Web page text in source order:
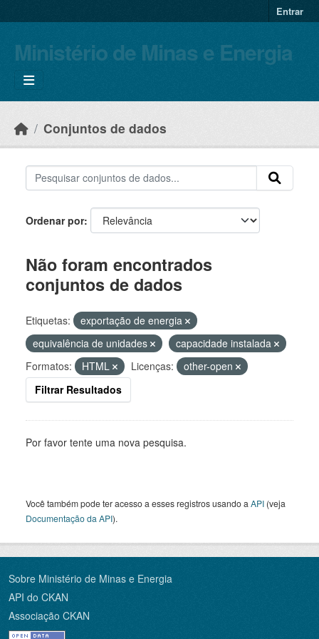
Entrar
Ministério de Minas e Energia
Conjuntos de dados
Ordenar por
Não foram encontrados
conjuntos de dados
Etiquetas:
exportação de energia
equivalência de unidades
capacidade instalada
Formatos:
HTML Licenças:
other-open
Filtrar Resultados
Por favor tente uma nova pesquisa.
Você também pode ter acesso a esses registros usando a API (veja
Documentação da API).
Sobre Ministério de Minas e Energia
API do CKAN
Associação CKAN